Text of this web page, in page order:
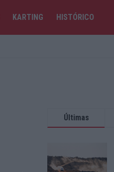
KARTING HISTÓRICO
Últimas